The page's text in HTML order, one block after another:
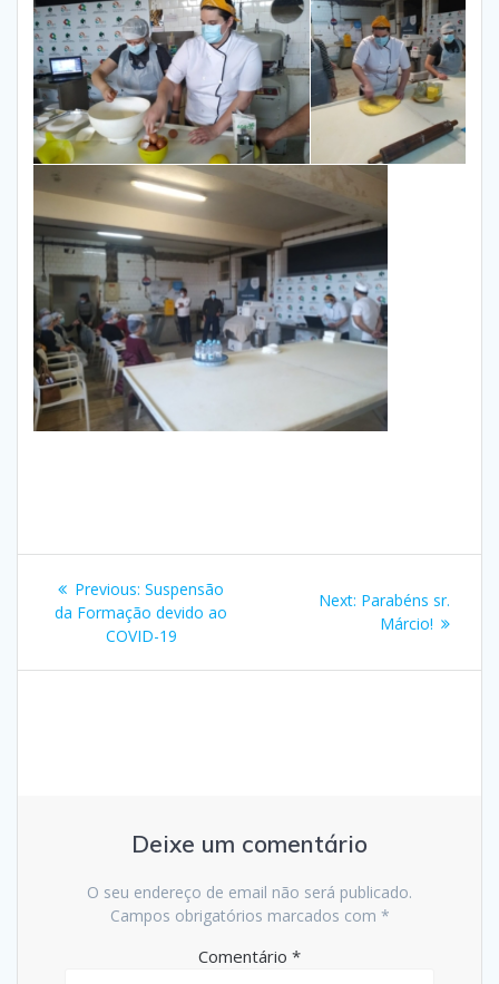
Navegação
de
artigos
Previous: Previous
post:
Suspensão
da Formação devido ao
COVID-19
Next: Next
post:
Parabéns sr.
Márcio!
Deixe um comentário
O seu endereço de email não será publicado.
Campos obrigatórios marcados com *
Comentário *